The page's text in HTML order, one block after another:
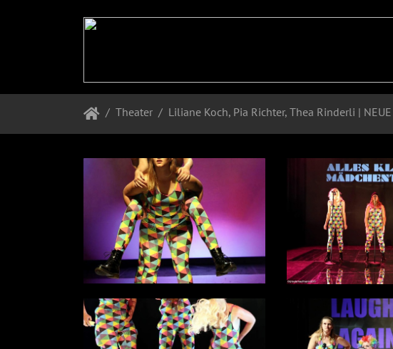
Theater Liliane Koch, Pia Richter, Thea Rinderli | NEUE